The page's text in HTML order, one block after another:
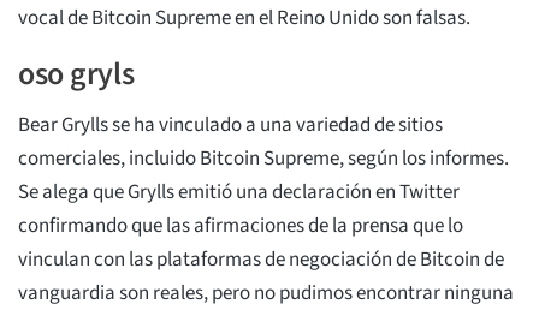
vocal de Bitcoin Supreme en el Reino Unido son falsas.
oso gryls
Bear Grylls se ha vinculado a una variedad de sitios
comerciales, incluido Bitcoin Supreme, según los informes.
Se alega que Grylls emitió una declaración en Twitter
confirmando que las afirmaciones de la prensa que lo
vinculan con las plataformas de negociación de Bitcoin de
vanguardia son reales, pero no pudimos encontrar ninguna